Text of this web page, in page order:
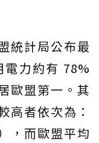
統計局公布最
力約有 78%
歐盟第一。其
高者依次為：
，而歐盟平均